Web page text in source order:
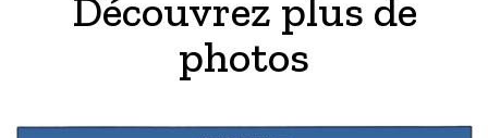
Découvrez plus de
photos